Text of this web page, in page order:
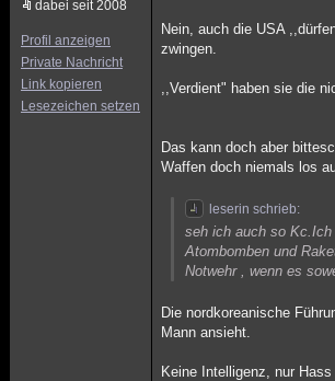
dabei seit 2008
Profil anzeigen
Private Nachricht
Link kopieren
Lesezeichen setzen
Nein, auch die USA
zwingen.
,,Verdient" haben sie die
Das kann doch aber
Waffen doch niemals los
leserin schrieb:
seh ich auch so
Atombomben und
Notwehr , wenn es
Die nordkoreanische
Mann ansieht.
Keine Intelligenz, nur Hass